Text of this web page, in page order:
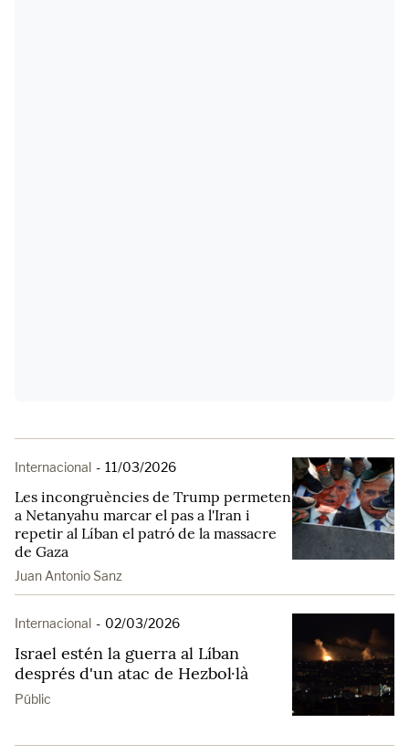
Internacional - 11/03/2026
Les incongruències de Trump permeten
a Netanyahu marcar el pas a l'Iran i
repetir al Líban el patró de la massacre
de Gaza
Juan Antonio Sanz
Internacional - 02/03/2026
Israel estén la guerra al Líban
després d'un atac de Hezbol·là
Públic